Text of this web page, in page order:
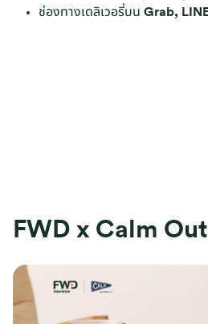
ช่องทางเดลิเวอรี่บน Grab,
FWD x Calm